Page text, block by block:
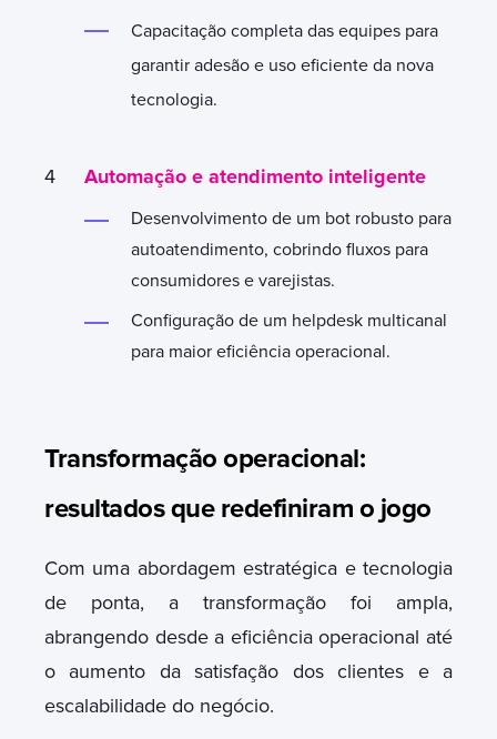
Capacitação completa das equipes para
garantir adesão e uso eficiente da nova
tecnologia.
Automação e atendimento inteligente
Desenvolvimento de um bot robusto para
autoatendimento, cobrindo fluxos para
consumidores e varejistas.
Configuração de um helpdesk multicanal
para maior eficiência operacional.
Transformação operacional:
resultados que redefiniram o jogo
Com uma abordagem estratégica e tecnologia
de ponta, a transformação foi ampla,
abrangendo desde a eficiência operacional até
o aumento da satisfação dos clientes e a
escalabilidade do negócio.